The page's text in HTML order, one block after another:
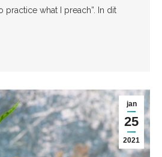
practice what I preach”. In dit
jan
25
2021